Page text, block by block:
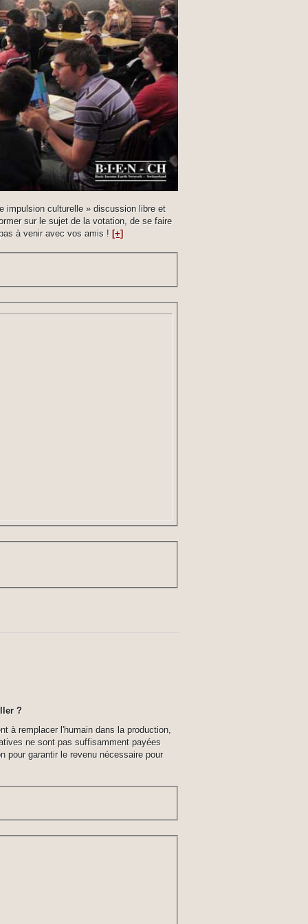
impulsion culturelle » discussion libre et
sur le sujet de la votation, de se faire
à venir avec vos amis ! [+]
?
à remplacer l'humain dans la production,
ne sont pas suffisamment payées
pour garantir le revenu nécessaire pour